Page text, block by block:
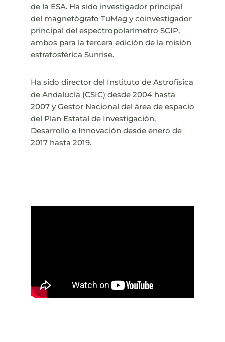
de la ESA. Ha sido investigador principal
del magnetógrafo TuMag y coinvestigador
principal del espectropolarímetro SCIP,
ambos para la tercera edición de la misión
estratosférica Sunrise.
Ha sido director del Instituto de Astrofísica
de Andalucía (CSIC) desde 2004 hasta
2007 y Gestor Nacional del área de espacio
del Plan Estatal de Investigación,
Desarrollo e Innovación desde enero de
2017 hasta 2019.